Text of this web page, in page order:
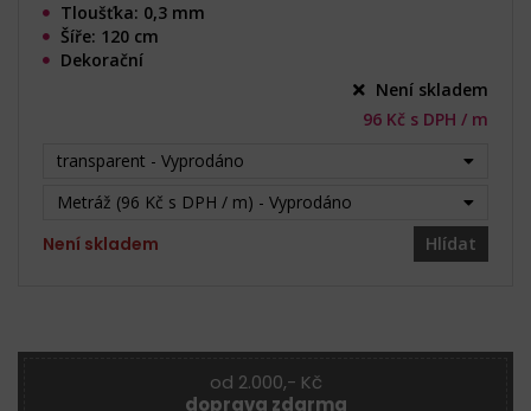
Tloušťka: 0,3 mm
Šíře: 120 cm
Dekorační
Není skladem
96 Kč s DPH / m
transparent - Vyprodáno
Metráž (96 Kč s DPH / m) - Vyprodáno
Není skladem Hlídat
od 2.000,- Kč
doprava zdarma